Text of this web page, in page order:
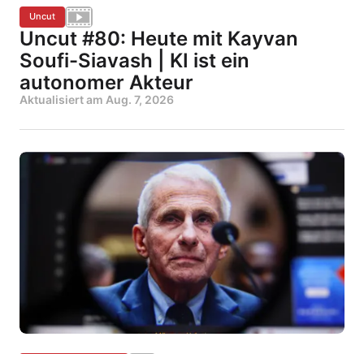
Uncut
Uncut #80: Heute mit Kayvan
Soufi-Siavash | KI ist ein
autonomer Akteur
Aktualisiert am Aug. 7, 2026